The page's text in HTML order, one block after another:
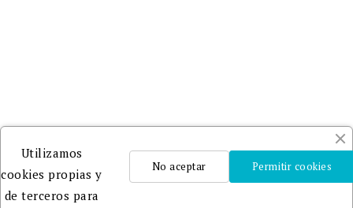
Utilizamos
cookies propias y
de terceros para
Permitir cookies
No aceptar